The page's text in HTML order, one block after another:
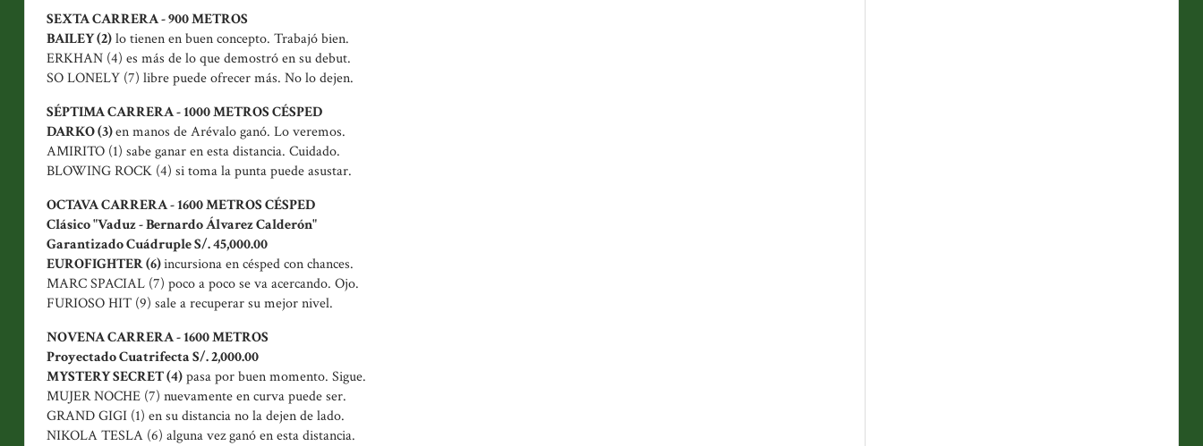
SEXTA CARRERA - 900 METROS
BAILEY (2)lo tienen en buen concepto. Trabajó bien.
ERKHAN (4) es más de lo que demostró en su debut.
SO LONELY (7) libre puede ofrecer más. No lo dejen.
SÉPTIMA CARRERA - 1000 METROS CÉSPED
DARKO (3)en manos de Arévalo ganó. Lo veremos.
AMIRITO (1) sabe ganar en esta distancia. Cuidado.
BLOWING ROCK (4) si toma la punta puede asustar.
OCTAVA CARRERA - 1600 METROS CÉSPED
Clásico "Vaduz - Bernardo Álvarez Calderón"
Garantizado Cuádruple S/. 45,000.00
EUROFIGHTER (6)incursiona en césped con chances.
MARC SPACIAL (7) poco a poco se va acercando. Ojo.
FURIOSO HIT (9) sale a recuperar su mejor nivel.
NOVENA CARRERA - 1600 METROS
Proyectado Cuatrifecta S/. 2,000.00
MYSTERY SECRET (4)pasa por buen momento. Sigue.
MUJER NOCHE (7) nuevamente en curva puede ser.
GRAND GIGI (1) en su distancia no la dejen de lado.
NIKOLA TESLA (6) alguna vez ganó en esta distancia.